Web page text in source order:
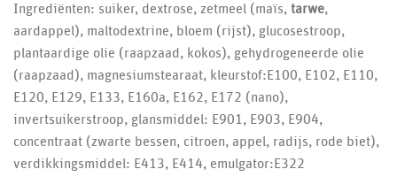
Ingrediënten: suiker, dextrose, zetmeel (maïs, tarwe,
aardappel), maltodextrine, bloem (rijst), glucosestroop,
plantaardige olie (raapzaad, kokos), gehydrogeneerde olie
(raapzaad), magnesiumstearaat, kleurstof:E100, E102, E110,
E120, E129, E133, E160a, E162, E172 (nano),
invertsuikerstroop, glansmiddel: E901, E903, E904,
concentraat (zwarte bessen, citroen, appel, radijs, rode biet),
verdikkingsmiddel: E413, E414, emulgator:E322